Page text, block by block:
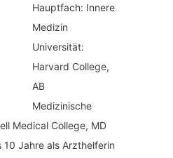
Hauptfach: Innere
Medizin
Universität:
Harvard College,
AB
Medizinische
Medical College, MD
10 Jahre als Arzthelferin